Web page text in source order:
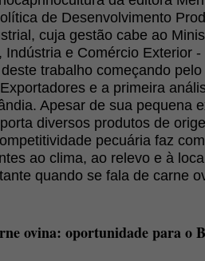
de Desenvolvimento
cuja gestão cabe ao
Indústria e Comércio Exterior
trabalho começando
e a primeira
Apesar de sua pequena
diversos produtos de
pecuária faz
ao clima, ao relevo e à
quando se fala de carne
ovina: oportunidade para o